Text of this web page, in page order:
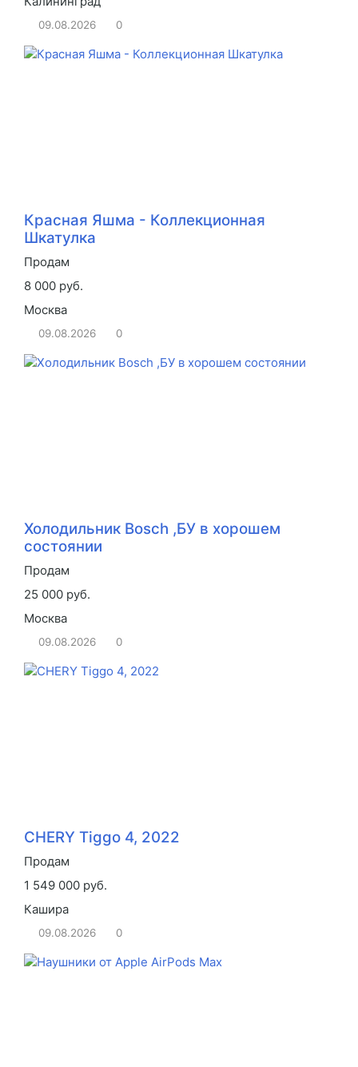
09.08.2026 0
Красная Яшма - Коллекционная
Шкатулка
Продам
8 000 руб.
Москва
09.08.2026 0
Холодильник Bosch ,БУ в хорошем
состоянии
Продам
25 000 руб.
Москва
09.08.2026 0
CHERY Tiggo 4, 2022
Продам
1 549 000 руб.
Кашира
09.08.2026 0